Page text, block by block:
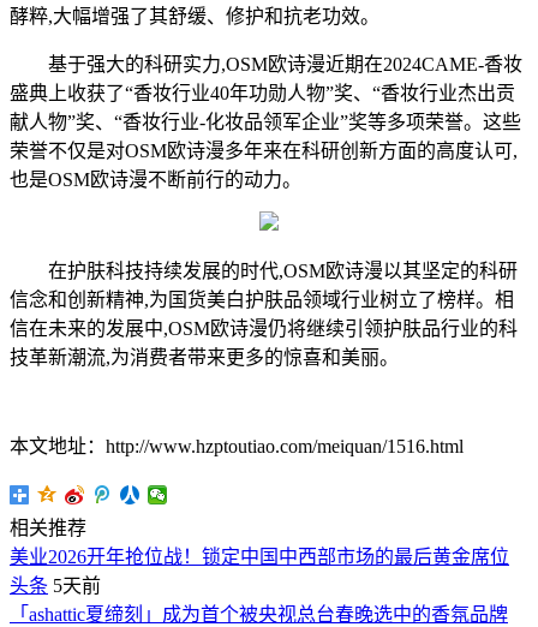
酵粹,大幅增强了其舒缓、修护和抗老功效。
基于强大的科研实力,OSM欧诗漫近期在2024CAME-香妆
盛典上收获了“香妆行业40年功勋人物”奖、“香妆行业杰出贡
献人物”奖、“香妆行业-化妆品领军企业”奖等多项荣誉。这些
荣誉不仅是对OSM欧诗漫多年来在科研创新方面的高度认可,
也是OSM欧诗漫不断前行的动力。
在护肤科技持续发展的时代,OSM欧诗漫以其坚定的科研
信念和创新精神,为国货美白护肤品领域行业树立了榜样。相
信在未来的发展中,OSM欧诗漫仍将继续引领护肤品行业的科
技革新潮流,为消费者带来更多的惊喜和美丽。
本文地址：http://www.hzptoutiao.com/meiquan/1516.html
相关推荐
美业2026开年抢位战！锁定中国中西部市场的最后黄金席位
头条 5天前
「ashattic夏缔刻」成为首个被央视总台春晚选中的香氛品牌